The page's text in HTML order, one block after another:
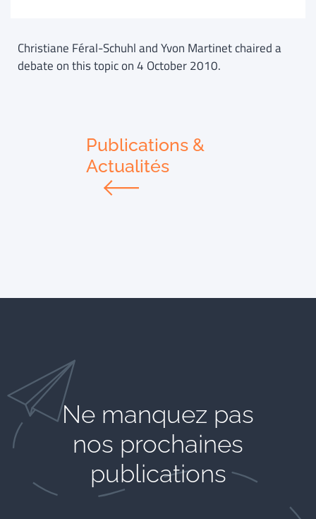
Christiane Féral-Schuhl and Yvon Martinet chaired a
debate on this topic on 4 October 2010.
Publications &
Actualités
Ne manquez pas
nos prochaines
publications